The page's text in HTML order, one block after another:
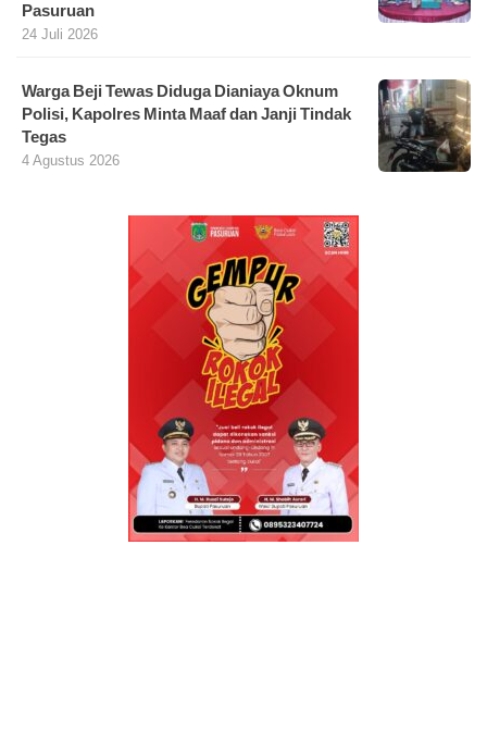
Pasuruan
24 Juli 2026
Warga Beji Tewas Diduga Dianiaya Oknum
Polisi, Kapolres Minta Maaf dan Janji Tindak
Tegas
4 Agustus 2026